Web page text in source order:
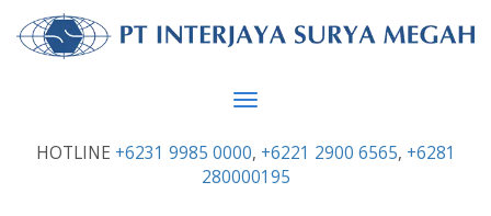
Toggle
HOTLINE +6231 9985 0000, +6221 2900 6565, +6281
280000195